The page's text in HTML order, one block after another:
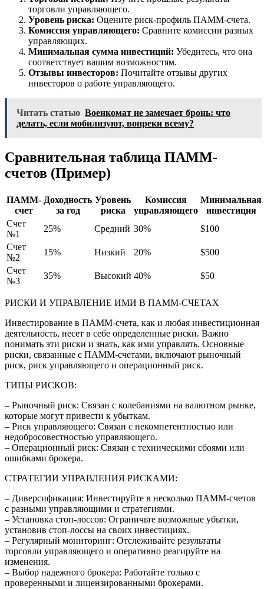
торговли управляющего.
Уровень риска: Оцените риск-профиль ПАММ-счета.
Комиссия управляющего: Сравните комиссии разных
управляющих.
Минимальная сумма инвестиций: Убедитесь, что она
соответствует вашим возможностям.
Отзывы инвесторов: Почитайте отзывы других
инвесторов о работе управляющего.
Читать статью Военкомат не замечает бронь: что
делать, если мобилизуют, вопреки всему?
Сравнительная таблица ПАММ-
счетов (Пример)
ПАММ-
счет
Доходность
за год
Уровень
риска
Комиссия
управляющего
Минимальная
инвестиция
Счет
№1
25% Средний 30%
$100
Счет
№2
15% Низкий 20%
$500
Счет
№3
35% Высокий 40% $50
РИСКИ И УПРАВЛЕНИЕ ИМИ В ПАММ-СЧЕТАХ
Инвестирование в ПАММ-счета, как и любая инвестиционная
деятельность, несет в себе определенные риски. Важно
понимать эти риски и знать, как ими управлять. Основные
риски, связанные с ПАММ-счетами, включают рыночный
риск, риск управляющего и операционный риск.
ТИПЫ РИСКОВ:
– Рыночный риск: Связан с колебаниями на валютном рынке,
которые могут привести к убыткам.
– Риск управляющего: Связан с некомпетентностью или
недобросовестностью управляющего.
– Операционный риск: Связан с техническими сбоями или
ошибками брокера.
СТРАТЕГИИ УПРАВЛЕНИЯ РИСКАМИ:
– Диверсификация: Инвестируйте в несколько ПАММ-счетов
с разными управляющими и стратегиями.
– Установка стоп-лоссов: Ограничьте возможные убытки,
установив стоп-лоссы на своих инвестициях.
– Регулярный мониторинг: Отслеживайте результаты
торговли управляющего и оперативно реагируйте на
изменения.
– Выбор надежного брокера: Работайте только с
проверенными и лицензированными брокерами.